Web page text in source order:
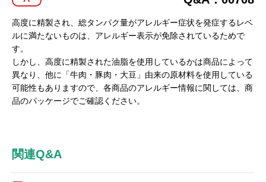
高度に精製され、総タンパク量がアレルギー症状を発症するレベ
ルに満たないものは、アレルギー表示が免除されているためで
す。
しかし、高度に精製された油脂を使用しているかは商品によって
異なり、他に「牛肉・豚肉・大豆」由来の原材料を使用している
可能性もありますので、各商品のアレルギー情報に関しては、商
品のパッケージでご確認ください。
関連Q&A